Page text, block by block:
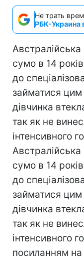
Не трать
РБК-Украина
сумо в 14
до
займатися
дівчинка
так як не
інтенсивного
сумо в 14
до
займатися
дівчинка
так як не
інтенсивного
посиланням на